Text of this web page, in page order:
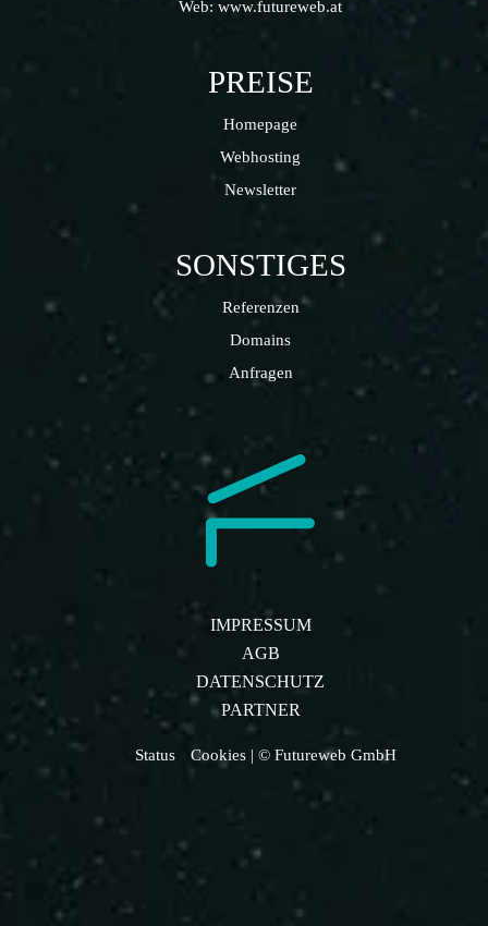
Web: www.futureweb.at
PREISE
Homepage
Webhosting
Newsletter
SONSTIGES
Referenzen
Domains
Anfragen
IMPRESSUM
AGB
DATENSCHUTZ
PARTNER
Status Cookies | © Futureweb GmbH